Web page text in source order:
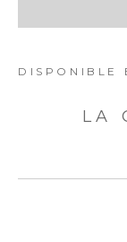
DISPONIBLE
LA